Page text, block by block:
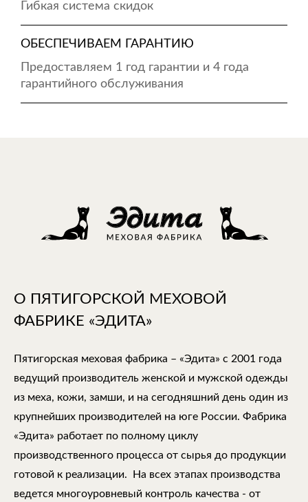
Гибкая система скидок
ОБЕСПЕЧИВАЕМ ГАРАНТИЮ
Предоставляем 1 год гарантии и 4 года
гарантийного обслуживания
О ПЯТИГОРСКОЙ МЕХОВОЙ
ФАБРИКЕ «ЭДИТА»
Пятигорская меховая фабрика – «Эдита» с 2001 года
ведущий производитель женской и мужской одежды
из меха, кожи, замши, и на сегодняшний день один из
крупнейших производителей на юге России. Фабрика
«Эдита» работает по полному циклу
производственного процесса от сырья до продукции
готовой к реализации. На всех этапах производства
ведется многоуровневый контроль качества - от